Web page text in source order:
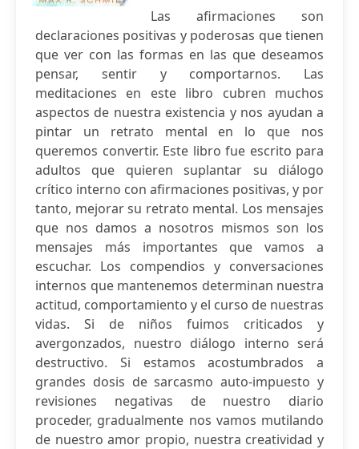
Las afirmaciones son
declaraciones positivas y poderosas que tienen
que ver con las formas en las que deseamos
pensar, sentir y comportarnos. Las
meditaciones en este libro cubren muchos
aspectos de nuestra existencia y nos ayudan a
pintar un retrato mental en lo que nos
queremos convertir. Este libro fue escrito para
adultos que quieren suplantar su diálogo
crítico interno con afirmaciones positivas, y por
tanto, mejorar su retrato mental. Los mensajes
que nos damos a nosotros mismos son los
mensajes más importantes que vamos a
escuchar. Los compendios y conversaciones
internos que mantenemos determinan nuestra
actitud, comportamiento y el curso de nuestras
vidas. Si de niños fuimos criticados y
avergonzados, nuestro diálogo interno será
destructivo. Si estamos acostumbrados a
grandes dosis de sarcasmo auto-impuesto y
revisiones negativas de nuestro diario
proceder, gradualmente nos vamos mutilando
de nuestro amor propio, nuestra creatividad y